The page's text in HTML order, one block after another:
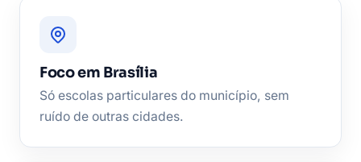
Foco em Brasília
Só escolas particulares do município, sem
ruído de outras cidades.